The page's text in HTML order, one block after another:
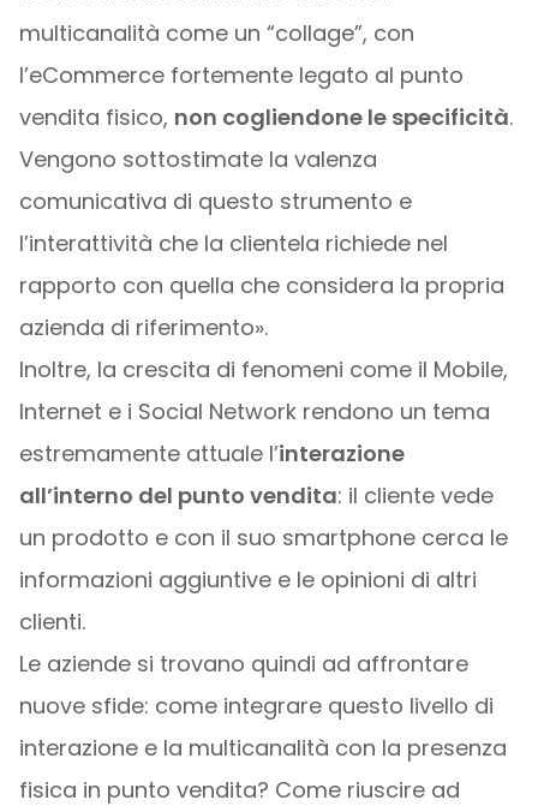
multicanalità come un “collage”, con
l’eCommerce fortemente legato al punto
vendita fisico, non cogliendone le specificità.
Vengono sottostimate la valenza
comunicativa di questo strumento e
l’interattività che la clientela richiede nel
rapporto con quella che considera la propria
azienda di riferimento».
Inoltre, la crescita di fenomeni come il Mobile,
Internet e i Social Network rendono un tema
estremamente attuale l’interazione
all’interno del punto vendita: il cliente vede
un prodotto e con il suo smartphone cerca le
informazioni aggiuntive e le opinioni di altri
clienti.
Le aziende si trovano quindi ad affrontare
nuove sfide: come integrare questo livello di
interazione e la multicanalità con la presenza
fisica in punto vendita? Come riuscire ad